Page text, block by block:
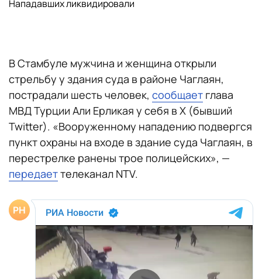
Нападавших ликвидировали
В Стамбуле мужчина и женщина открыли
стрельбу у здания суда в районе Чаглаян,
пострадали шесть человек, сообщает глава
МВД Турции Али Ерликая у себя в X (бывший
Twitter). «Вооруженному нападению подвергся
пункт охраны на входе в здание суда Чаглаян, в
перестрелке ранены трое полицейских», —
передаеттелеканал NTV.